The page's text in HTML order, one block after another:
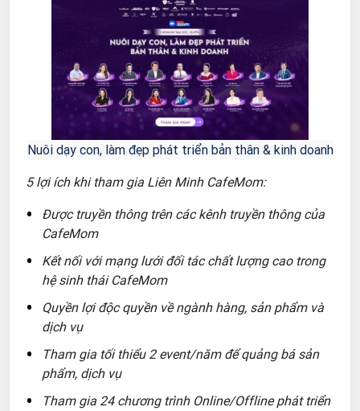
Nuôi dạy con, làm đẹp phát triển bản thân & kinh doanh
5 lợi ích khi tham gia Liên Minh CafeMom:
Được truyền thông trên các kênh truyền thông của
CafeMom
Kết nối với mạng lưới đối tác chất lượng cao trong
hệ sinh thái CafeMom
Quyền lợi độc quyền về ngành hàng, sản phẩm và
dịch vụ
Tham gia tối thiểu 2 event/năm để quảng bá sản
phẩm, dịch vụ
Tham gia 24 chương trình Online/Offline phát triển